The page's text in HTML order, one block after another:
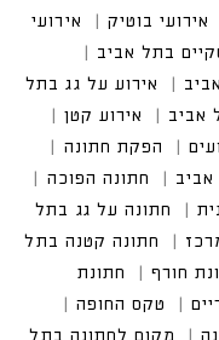
אירועי בוטיק
אירוע על גג בתל אביב